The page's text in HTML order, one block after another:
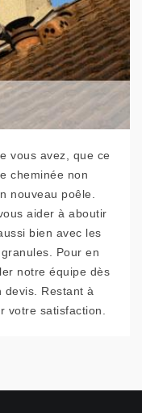
vous avez, que ce
cheminée non
nouveau poêle.
aider à aboutir
bien avec les
Pour en
notre équipe dès
devis. Restant à
votre satisfaction.